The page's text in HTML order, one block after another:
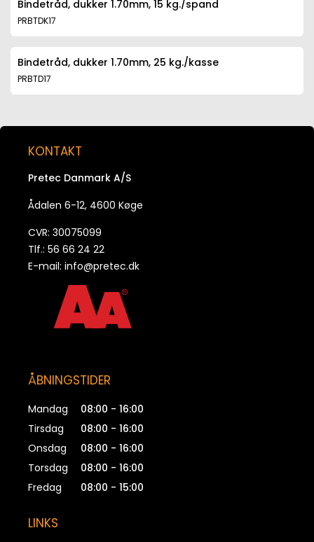
Bindetråd, dukker 1.70mm, 15 kg./spand
PRBTDK17
Bindetråd, dukker 1.70mm, 25 kg./kasse
PRBTD17
KONTAKT
Pretec Danmark A/S
Ådalen 6-12, 4600 Køge
CVR: 30075099
Tlf.: 56 66 24 22
E-mail: info@pretec.dk
ÅBNINGSTIDER
Mandag
08:00 - 16:00
Tirsdag
08:00 - 16:00
Onsdag
08:00 - 16:00
Torsdag
08:00 - 16:00
Fredag
08:00 - 15:00
LINKS